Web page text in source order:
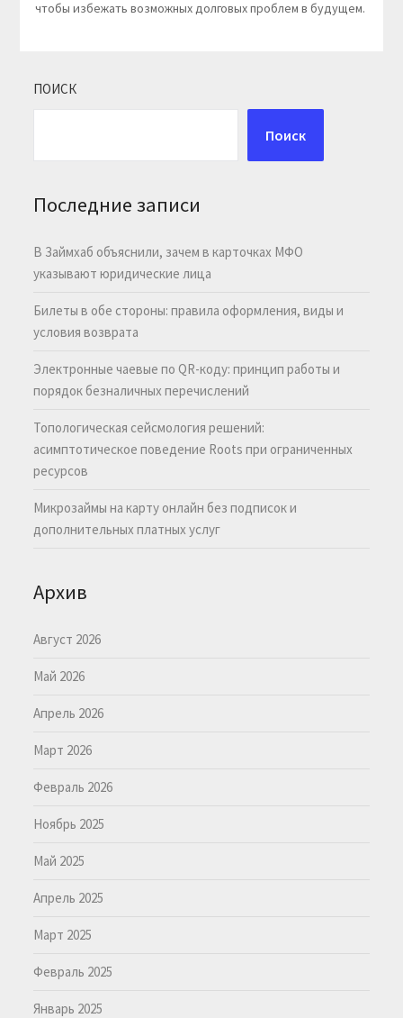
чтобы избежать возможных долговых проблем в будущем.
ПОИСК
Поиск
Последние записи
В Займхаб объяснили, зачем в карточках МФО
указывают юридические лица
Билеты в обе стороны: правила оформления, виды и
условия возврата
Электронные чаевые по QR-коду: принцип работы и
порядок безналичных перечислений
Топологическая сейсмология решений:
асимптотическое поведение Roots при ограниченных
ресурсов
Микрозаймы на карту онлайн без подписок и
дополнительных платных услуг
Архив
Август 2026
Май 2026
Апрель 2026
Март 2026
Февраль 2026
Ноябрь 2025
Май 2025
Апрель 2025
Март 2025
Февраль 2025
Январь 2025